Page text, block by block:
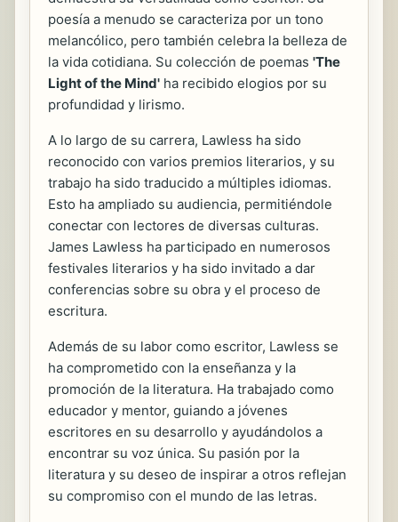
poesía a menudo se caracteriza por un tono
melancólico, pero también celebra la belleza de
la vida cotidiana. Su colección de poemas 'The
Light of the Mind' ha recibido elogios por su
profundidad y lirismo.
A lo largo de su carrera, Lawless ha sido
reconocido con varios premios literarios, y su
trabajo ha sido traducido a múltiples idiomas.
Esto ha ampliado su audiencia, permitiéndole
conectar con lectores de diversas culturas.
James Lawless ha participado en numerosos
festivales literarios y ha sido invitado a dar
conferencias sobre su obra y el proceso de
escritura.
Además de su labor como escritor, Lawless se
ha comprometido con la enseñanza y la
promoción de la literatura. Ha trabajado como
educador y mentor, guiando a jóvenes
escritores en su desarrollo y ayudándolos a
encontrar su voz única. Su pasión por la
literatura y su deseo de inspirar a otros reflejan
su compromiso con el mundo de las letras.